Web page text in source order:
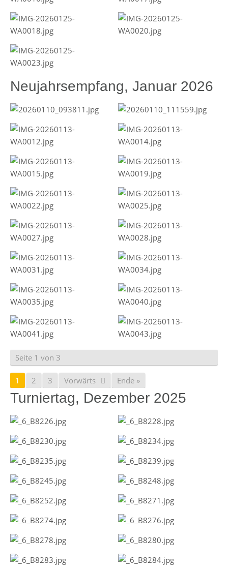
Neujahrsempfang, Januar 2026
Seite 1 von 3
1 2 3 Vorwärts Ende »
Turniertag, Dezember 2025